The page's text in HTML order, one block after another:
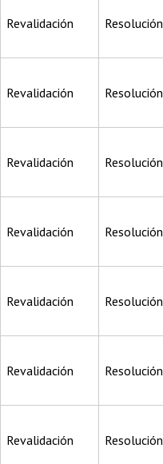
Revalidación Resolución
Revalidación Resolución
Revalidación Resolución
Revalidación Resolución
Revalidación Resolución
Revalidación Resolución
Revalidación Resolución